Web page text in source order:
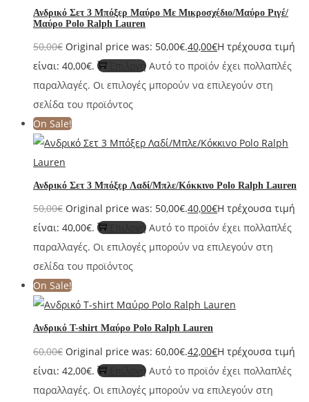
Ανδρικό Σετ 3 Μπόξερ Μαύρο Με Μικροσχέδιο/Μαύρο Ριγέ/
Μαύρο Polo Ralph Lauren
50,00€ Original price was: 50,00€.40,00€Η τρέχουσα τιμή
είναι: 40,00€.
Επιλογή Αυτό το προϊόν έχει πολλαπλές
παραλλαγές. Οι επιλογές μπορούν να επιλεγούν στη
σελίδα του προϊόντος
On Sale!
Ανδρικό Σετ 3 Μπόξερ Λαδί/Μπλε/Κόκκινο Polo Ralph Lauren
50,00€ Original price was: 50,00€.40,00€Η τρέχουσα τιμή
είναι: 40,00€.
Επιλογή Αυτό το προϊόν έχει πολλαπλές
παραλλαγές. Οι επιλογές μπορούν να επιλεγούν στη
σελίδα του προϊόντος
On Sale!
Ανδρικό T-shirt Μαύρο Polo Ralph Lauren
60,00€ Original price was: 60,00€.42,00€Η τρέχουσα τιμή
είναι: 42,00€.
Επιλογή Αυτό το προϊόν έχει πολλαπλές
παραλλαγές. Οι επιλογές μπορούν να επιλεγούν στη